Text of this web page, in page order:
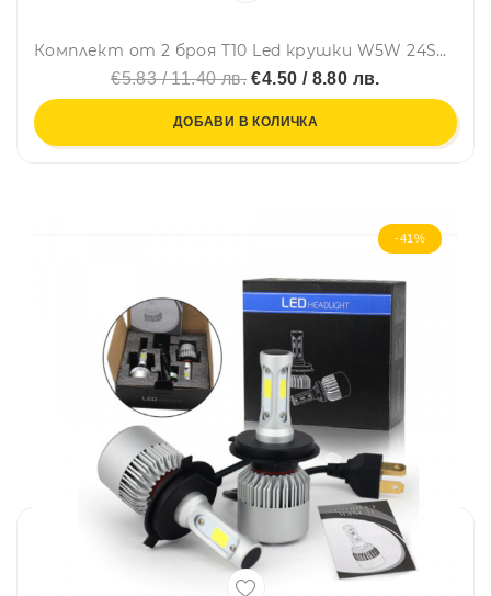
Комплект от 2 броя T10 Led крушки W5W 24SMD 12V-24V бяла светлина в блистер
€5.83 / 11.40 лв. €4.50 / 8.80 лв.
ДОБАВИ В КОЛИЧКА
-41%